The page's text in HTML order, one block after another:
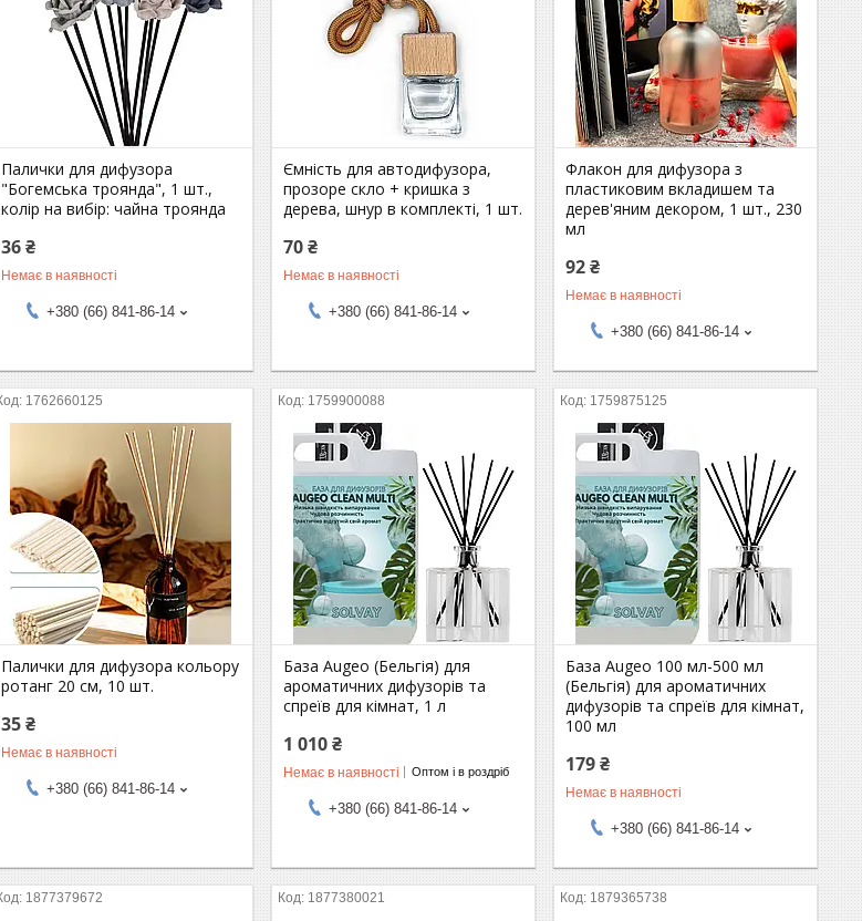
Палички для дифузора
"Богемська троянда", 1 шт.,
колір на вибір: чайна троянда
36 ₴
Немає в наявності
+380 (66) 841-86-14
Ємність для автодифузора,
прозоре скло + кришка з
дерева, шнур в комплекті, 1 шт.
70 ₴
Немає в наявності
+380 (66) 841-86-14
Флакон для дифузора з
пластиковим вкладишем та
дерев'яним декором, 1 шт., 230
мл
92 ₴
Немає в наявності
+380 (66) 841-86-14
1762660125
Палички для дифузора кольору
ротанг 20 см, 10 шт.
35 ₴
Немає в наявності
+380 (66) 841-86-14
1759900088
База Augeo (Бельгія) для
ароматичних дифузорів та
спреїв для кімнат, 1 л
1 010 ₴
Немає в наявності Оптом і в роздріб
+380 (66) 841-86-14
1759875125
База Augeo 100 мл-500 мл
(Бельгія) для ароматичних
дифузорів та спреїв для кімнат,
100 мл
179 ₴
Немає в наявності
+380 (66) 841-86-14
1877379672 1877380021 1879365738